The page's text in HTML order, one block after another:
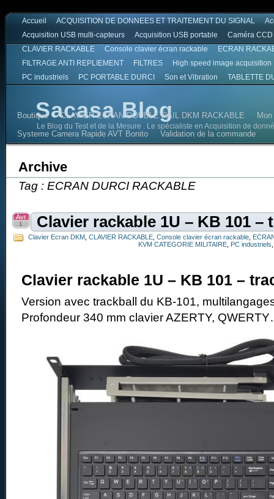
Accueil ACQUISITION DE DONNEES ET TRAITEMENT DU SIGNAL
Acquisition USB multi-capteurs
Acquisition USB portable
Caméra CCD
CLAVIER RACKABLE
Console clavier écran rackable
ECRAN
FILTRAGE ANTI REPLIEMENT
FILTRES
High speed image acquisition
PC industriels
PC PORTABLE DURCI Son et Vibration TABLETTE
Sacasa Blog
Le Blog du Test et de la Mesure . Le spécialiste en Acquisition de
Boutique CLAVIER ECRAN DOUBLE RAIL DKM RACKABLE
Systeme Camera Rapide AVT Bonito
Validation de la commande
Archive
Tag : ECRAN DURCI RACKABLE
Clavier rackable 1U – KB 101 –
Avr
1
Clavier Ecran DKM CLAVIER RACKABLE Console clavier écran rackable
KVM CATEGORIE MILITAIRE PC industriels
Clavier rackable 1U – KB 101 –
Version avec trackball du KB-101,
Profondeur 340 mm clavier AZERTY,